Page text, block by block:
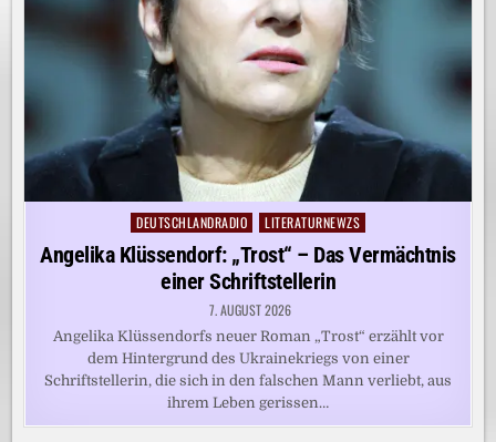
Posted
in
DEUTSCHLANDRADIO LITERATURNEWZS
Angelika Klüssendorf: „Trost“ – Das Vermächtnis
einer Schriftstellerin
7. AUGUST 2026
Angelika Klüssendorfs neuer Roman „Trost“ erzählt vor
dem Hintergrund des Ukrainekriegs von einer
Schriftstellerin, die sich in den falschen Mann verliebt, aus
ihrem Leben gerissen…